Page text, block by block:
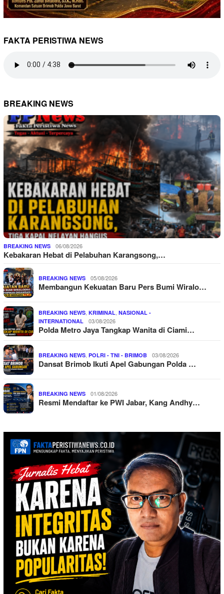
FAKTA PERISTIWA NEWS
BREAKING NEWS
BREAKING NEWS 06/08/2026
Kebakaran Hebat di Pelabuhan Karangsong,…
BREAKING NEWS 05/08/2026
Membangun Kekuatan Baru Pers Bumi Wiralo…
BREAKING NEWS KRIMINAL NASIONAL -
INTERNATIONAL
03/08/2026
Polda Metro Jaya Tangkap Wanita di Ciami…
BREAKING NEWS POLRI - TNI - BRIMOB 03/08/2026
Dansat Brimob Ikuti Apel Gabungan Polda …
BREAKING NEWS 01/08/2026
Resmi Mendaftar ke PWI Jabar, Kang Andhy…